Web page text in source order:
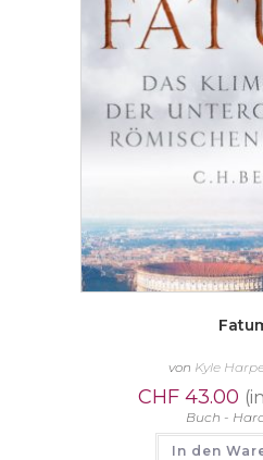
von Kyle
CHF 43.00
Buch -
In den